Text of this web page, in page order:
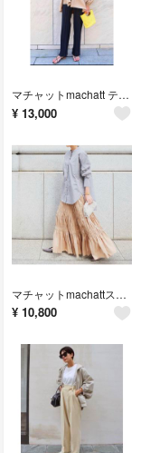
マチャットmachatt ティアードブラウス プルオーバー
¥ 13,000
マチャットmachattスタンドカラーオーバーシャツ
¥ 10,800